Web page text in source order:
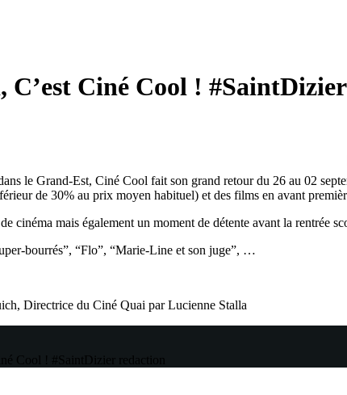
C’est Ciné Cool ! #SaintDizier
le Grand-Est, Ciné Cool fait son grand retour du 26 au 02
de 30% au prix moyen habituel) et des films en avant
cinéma mais également un moment de détente avant la rentrée
bourrés”, “Flo”, “Marie-Line et son juge”, …
Directrice du Ciné Quai par Lucienne Stalla
Cool ! #SaintDizier
redaction